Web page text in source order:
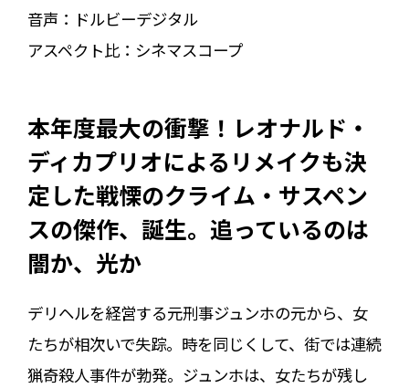
音声： ドルビーデジタル
アスペクト比： シネマスコープ
本年度最大の衝撃！レオナルド・
ディカプリオによるリメイクも決
定した戦慄のクライム・サスペン
スの傑作、誕生。追っているのは
闇か、光か――
デリヘルを経営する元刑事ジュンホの元から、女
たちが相次いで失踪。時を同じくして、街では連続
猟奇殺人事件が勃発。ジュンホは、女たちが残し